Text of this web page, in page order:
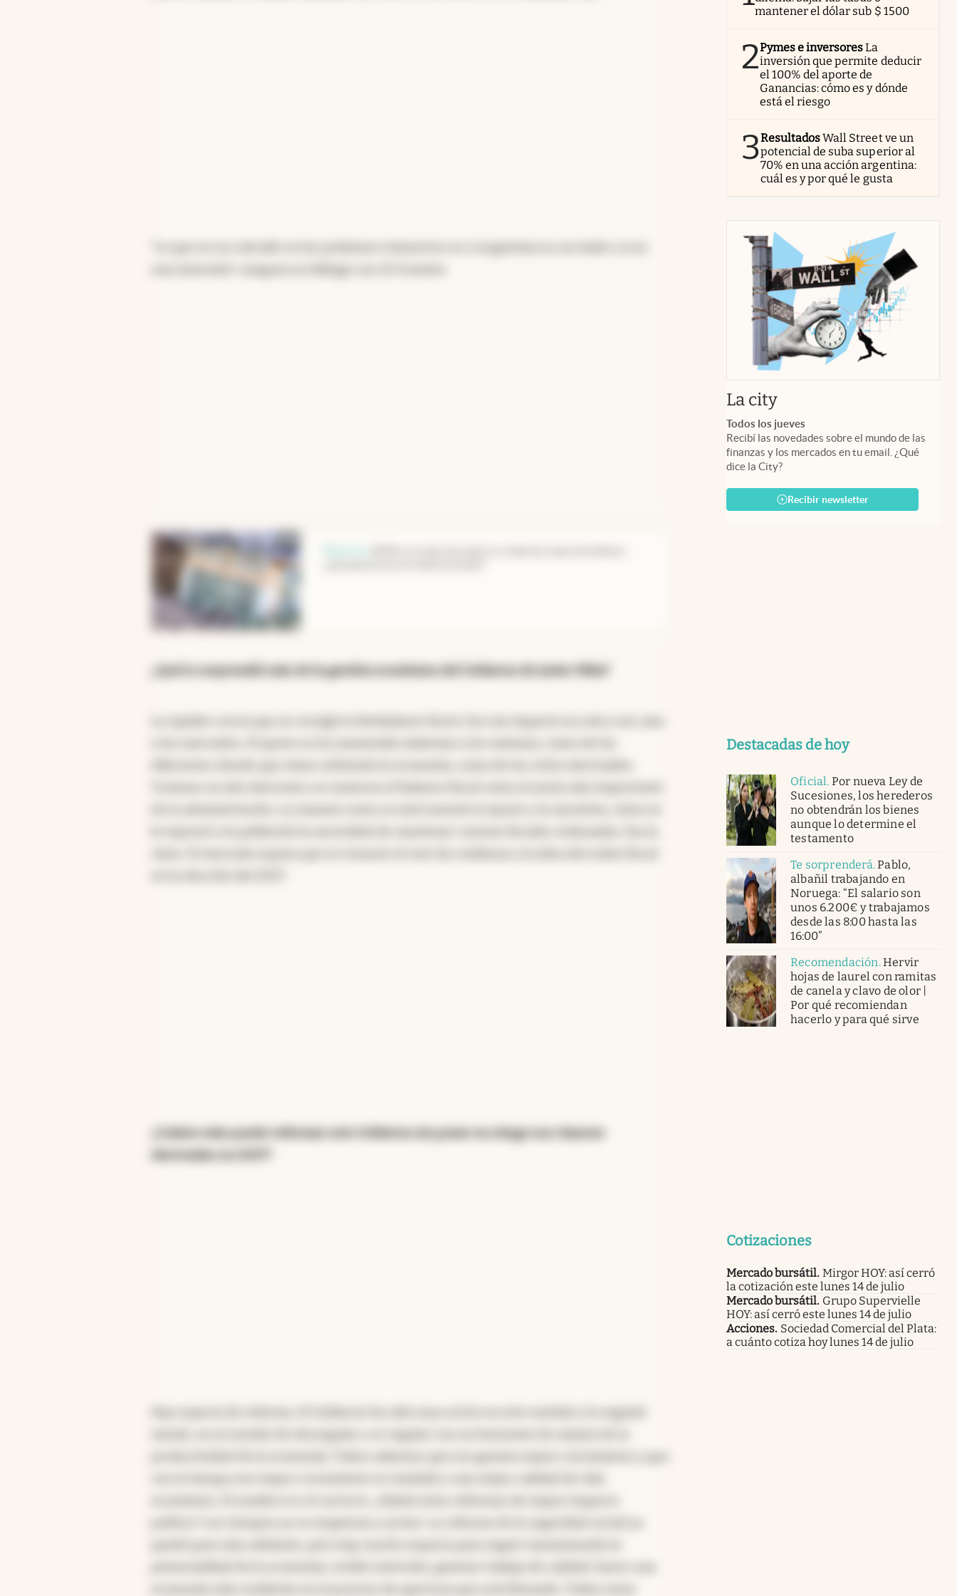
abre en nueva pestaña
¿Qué lo sorprendió más de la gestión económica del Gobierno de Javier Milei?
¿Cuánto más puede reformar este Gobierno sin poner en riesgo sus chances
electorales en 2027?
mantener el dólar sub $ 1500
2Pymes e inversoresLa
inversión que permite deducir
el 100% del aporte de
Ganancias: cómo es y dónde
está el riesgo
3ResultadosWall Street ve un
potencial de suba superior al
70% en una acción argentina:
cuál es y por qué le gusta
La cityabre en nueva pestaña
Todos los jueves
Recibí las novedades sobre el mundo de las
finanzas y los mercados en tu email. ¿Qué
dice la City?
Recibir newsletter
Destacadas de hoy
Oficial. Por nueva Ley de
Sucesiones, los herederos
no obtendrán los bienes
aunque lo determine el
testamento
Te sorprenderá.Pablo,
albañil trabajando en
Noruega: “El salario son
unos 6.200€ y trabajamos
desde las 8:00 hasta las
16:00”
Recomendación.Hervir
hojas de laurel con ramitas
de canela y clavo de olor |
Por qué recomiendan
hacerlo y para qué sirve
Cotizaciones
Mercado bursátil. Mirgor HOY: así cerró
la cotización este lunes 14 de julio
Mercado bursátil. Grupo Supervielle
HOY: así cerró este lunes 14 de julio
Acciones. Sociedad Comercial del Plata:
a cuánto cotiza hoy lunes 14 de julio